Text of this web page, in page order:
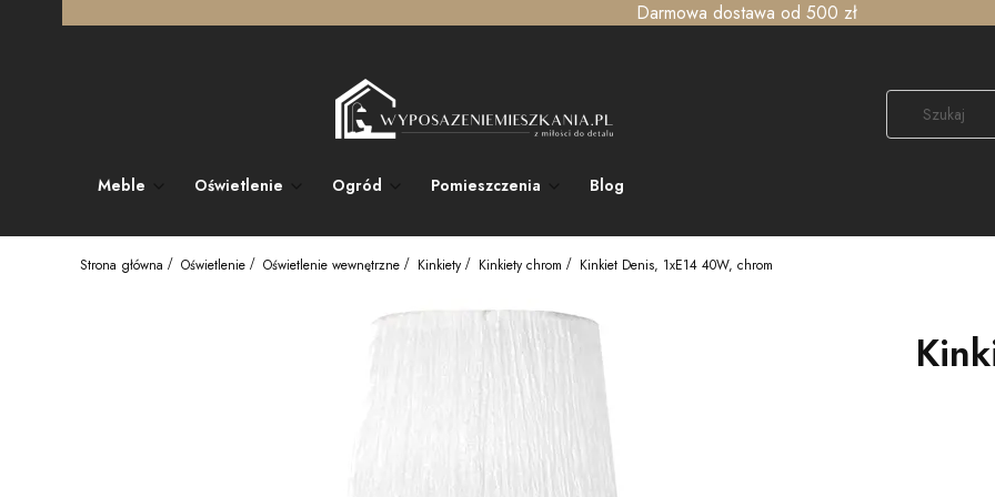
Darmowa dostawa od 500 zł
Meble Oświetlenie Ogród Pomieszczenia Blog
Strona główna Oświetlenie Oświetlenie wewnętrzne Kinkiety Kinkiety chrom Kinkiet Denis, 1xE14 40W, chrom